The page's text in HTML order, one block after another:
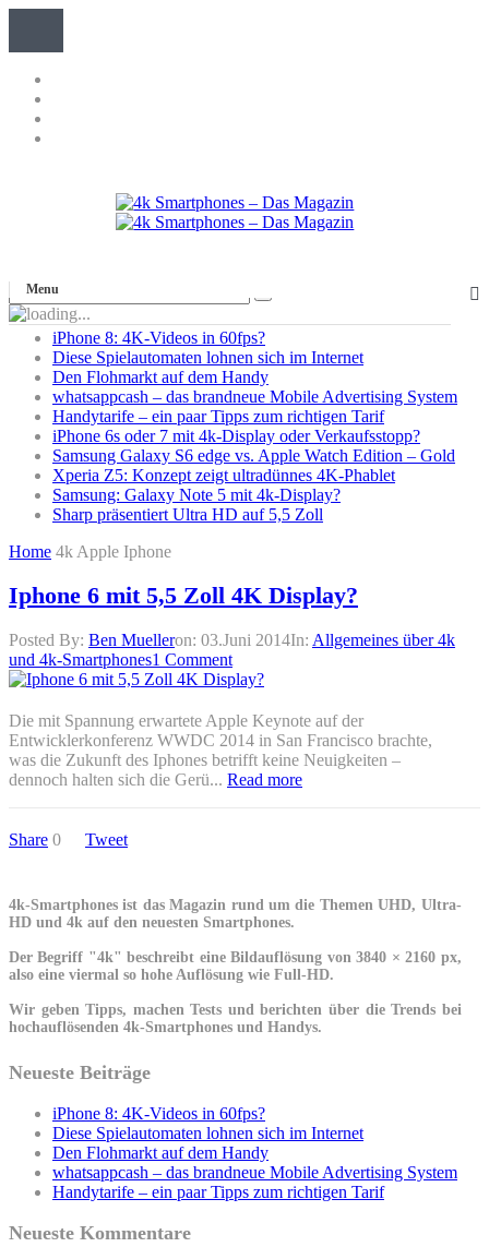
Menu
iPhone 8: 4K-Videos in 60fps?
Diese Spielautomaten lohnen sich im Internet
Den Flohmarkt auf dem Handy
whatsappcash – das brandneue Mobile Advertising System
Handytarife – ein paar Tipps zum richtigen Tarif
iPhone 6s oder 7 mit 4k-Display oder Verkaufsstopp?
Samsung Galaxy S6 edge vs. Apple Watch Edition – Gold
Xperia Z5: Konzept zeigt ultradünnes 4K-Phablet
Samsung: Galaxy Note 5 mit 4k-Display?
Sharp präsentiert Ultra HD auf 5,5 Zoll
Home 4k Apple Iphone
Iphone 6 mit 5,5 Zoll 4K Display?
Posted By: Ben Muelleron: 03.Juni 2014In: Allgemeines über 4k
und 4k-Smartphones1 Comment
Die mit Spannung erwartete Apple Keynote auf der
Entwicklerkonferenz WWDC 2014 in San Francisco brachte,
was die Zukunft des Iphones betrifft keine Neuigkeiten –
dennoch halten sich die Gerü... Read more
Share 0 Tweet
4k-Smartphones ist das Magazin rund um die Themen UHD, Ultra-
HD und 4k auf den neuesten Smartphones.
Der Begriff "4k" beschreibt eine Bildauflösung von 3840 × 2160 px,
also eine viermal so hohe Auflösung wie Full-HD.
Wir geben Tipps, machen Tests und berichten über die Trends bei
hochauflösenden 4k-Smartphones und Handys.
Neueste Beiträge
iPhone 8: 4K-Videos in 60fps?
Diese Spielautomaten lohnen sich im Internet
Den Flohmarkt auf dem Handy
whatsappcash – das brandneue Mobile Advertising System
Handytarife – ein paar Tipps zum richtigen Tarif
Neueste Kommentare